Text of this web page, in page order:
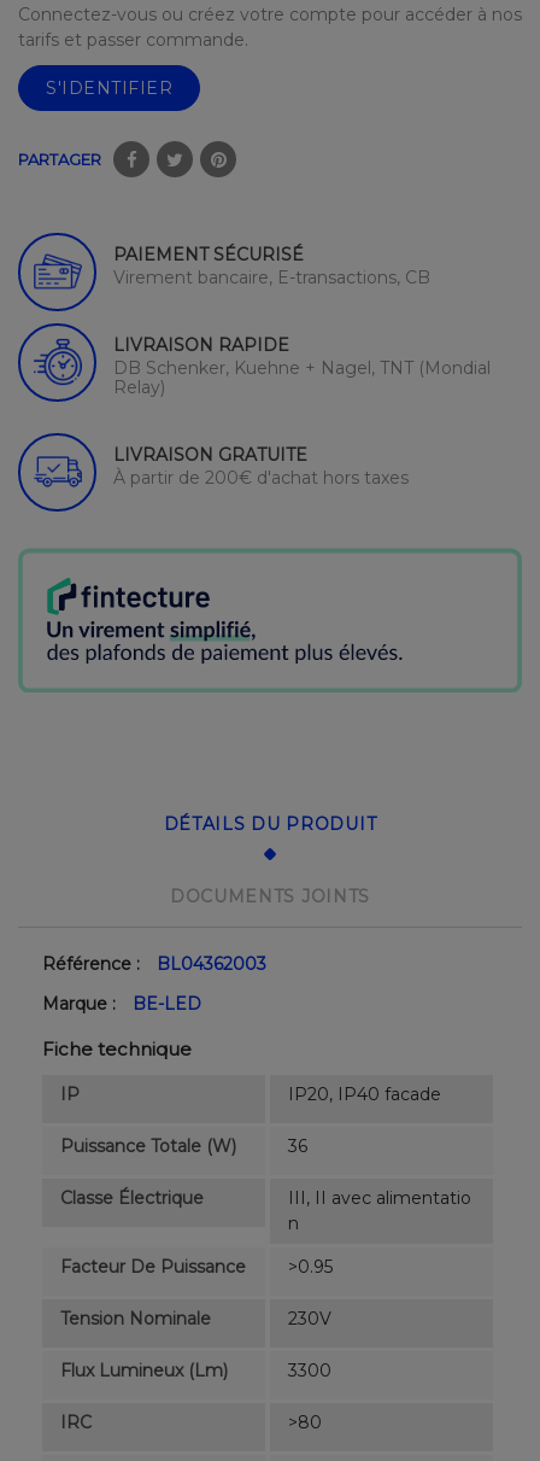
Connectez-vous ou créez votre compte pour accéder à nos
tarifs et passer commande.
S'IDENTIFIER
PARTAGER
PAIEMENT SÉCURISÉ
Virement bancaire, E-transactions, CB
LIVRAISON RAPIDE
DB Schenker, Kuehne + Nagel, TNT (Mondial
Relay)
LIVRAISON GRATUITE
À partir de 200€ d'achat hors taxes
DÉTAILS DU PRODUIT
DOCUMENTS JOINTS
Référence :
BL04362003
Marque :
BE-LED
Fiche technique
IP IP20, IP40 facade
Puissance Totale (W) 36
Classe Électrique
III, II avec alimentatio
n
Facteur De Puissance
>0.95
Tension Nominale 230V
Flux Lumineux (lm) 3300
IRC >80